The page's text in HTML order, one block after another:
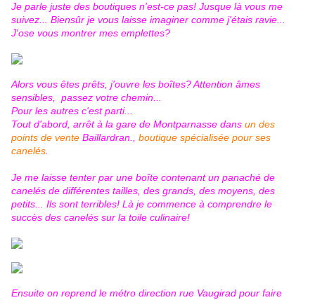
Je parle juste des boutiques n'est-ce pas! Jusque là vous me
suivez... Biensûr je vous laisse imaginer comme j'étais ravie...
J'ose vous montrer mes emplettes?
Alors vous êtes prêts, j'ouvre les boîtes? Attention âmes
sensibles, passez votre chemin...
Pour les autres c'est parti...
Tout d'abord, arrêt à la gare de Montparnasse dans un des
points de vente Baillardran., boutique spécialisée pour ses
canelés
Je me laisse tenter par une boîte contenant un panaché de
canelés de différentes tailles, des grands, des moyens, des
petits... Ils sont terribles! Là je commence à comprendre le
succès des canelés sur la toile culinaire!
Ensuite on reprend le métro direction rue Vaugirad pour faire